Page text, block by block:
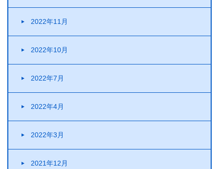
2022年11月
2022年10月
2022年7月
2022年4月
2022年3月
2021年12月